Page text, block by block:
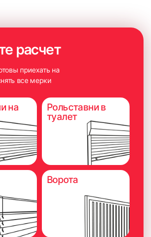
расположение откосов к створке окна.
расчет
приехать на
все мерки
на
Рольставни в
туалет
Ворота